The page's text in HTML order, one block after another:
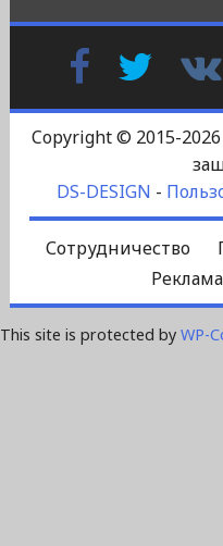
FacebookTwitter
Copyright © 2015-2026
DS-DESIGN -
Сотрудничество
Реклама
This site is protected by WP-